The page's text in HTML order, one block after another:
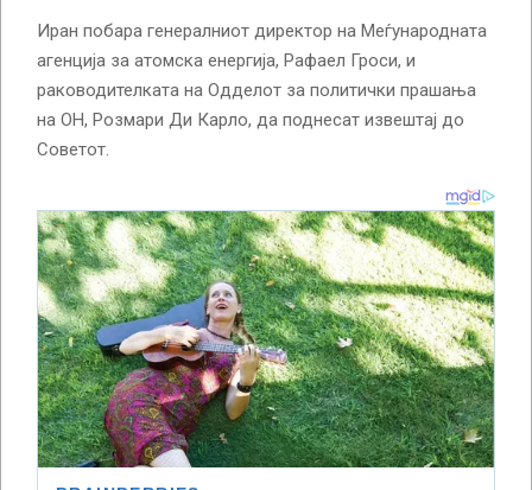
Иран побара генералниот директор на Меѓународната
агенција за атомска енергија, Рафаел Гроси, и
раководителката на Одделот за политички прашања
на ОН, Розмари Ди Карло, да поднесат извештај до
Советот.